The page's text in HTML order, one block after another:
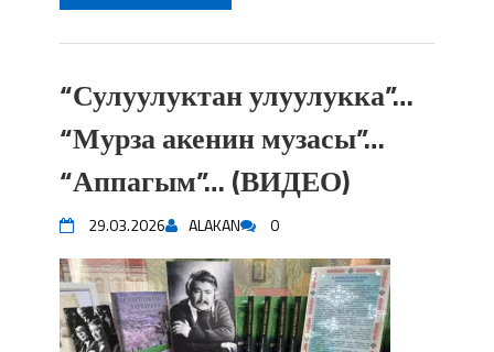
“Сулуулуктан улуулукка”…
“Мурза акенин музасы”…
“Аппагым”… (ВИДЕО)
29.03.2026 ALAKAN 0